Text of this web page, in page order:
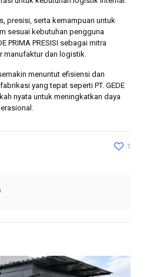
presisi, serta kemampuan untuk
sesuai kebutuhan pengguna
PRIMA PRESISI sebagai mitra
manufaktur dan logistik.
menuntut efisiensi dan
yang tepat seperti PT. GEDE
nyata untuk meningkatkan daya
1